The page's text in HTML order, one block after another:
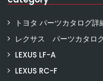
トヨタ パーツカタログ詳
レクサス パーツカタロ
LEXUS LF-A
LEXUS RC-F